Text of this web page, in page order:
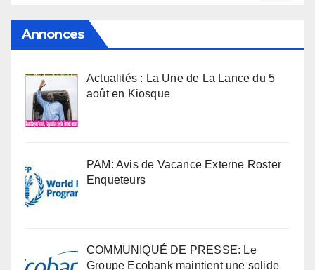
Annonces
Actualités : La Une de La Lance du 5
août en Kiosque
PAM: Avis de Vacance Externe Roster
Enqueteurs
COMMUNIQUÉ DE PRESSE: Le
Groupe Ecobank maintient une solide